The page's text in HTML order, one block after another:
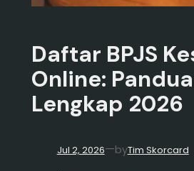
Daftar BPJS
Online:
Lengkap 2026
Jul 2, 2026—byTim Skorcard